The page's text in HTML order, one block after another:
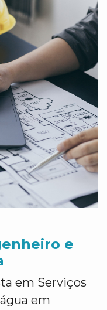
e
em Serviços
em